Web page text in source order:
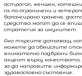
астрагал, женшен,
са по-ограничени и
балансирано хранене,
средства могат да се
стратегия за имунитет.
Ако търсите допълващ,
можете да обмислите
внимателно подбрани
акцент върху
за да направите
здравословно състояние.